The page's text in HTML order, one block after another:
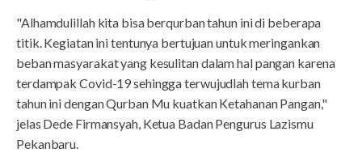
"Alhamdulillah kita bisa berqurban tahun ini di beberapa
titik. Kegiatan ini tentunya bertujuan untuk meringankan
beban masyarakat yang kesulitan dalam hal pangan karena
terdampak Covid-19 sehingga terwujudlah tema kurban
tahun ini dengan Qurban Mu kuatkan Ketahanan Pangan,"
jelas Dede Firmansyah, Ketua Badan Pengurus Lazismu
Pekanbaru.